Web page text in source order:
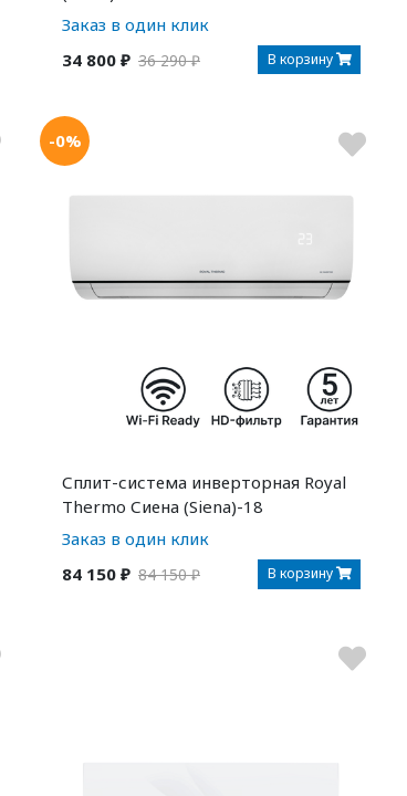
Заказ в один клик
34 800 ₽ 36 290 ₽ В корзину
-0%
Сплит-система инверторная Royal
Thermo Сиена (Siena)-18
Заказ в один клик
84 150 ₽ 84 150 ₽ В корзину